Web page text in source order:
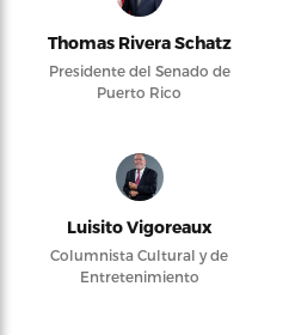
Thomas Rivera Schatz
Presidente del Senado de
Puerto Rico
Luisito Vigoreaux
Columnista Cultural y de
Entretenimiento